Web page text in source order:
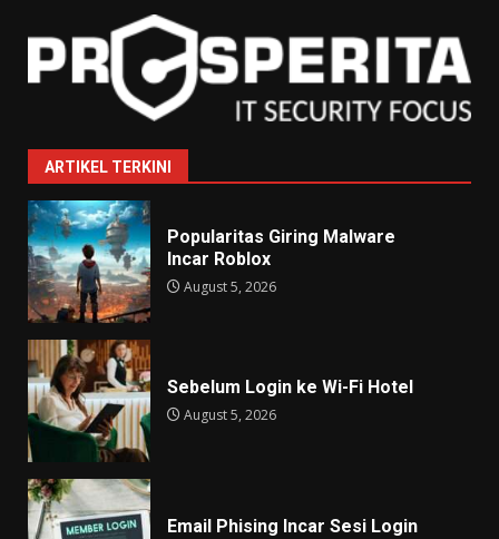
pagination
ARTIKEL TERKINI
Popularitas Giring Malware
Incar Roblox
August 5, 2026
Sebelum Login ke Wi-Fi Hotel
August 5, 2026
Email Phising Incar Sesi Login